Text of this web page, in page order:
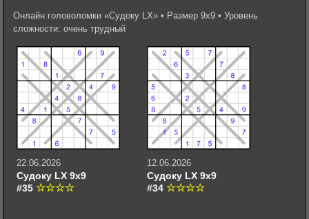
Онлайн головоломки «Судоку LX» • Размер 9х9 • Уровень
сложности: очень трудный
22.06.2026
Судоку LX 9х9
#35
12.06.2026
Судоку LX 9х9
#34